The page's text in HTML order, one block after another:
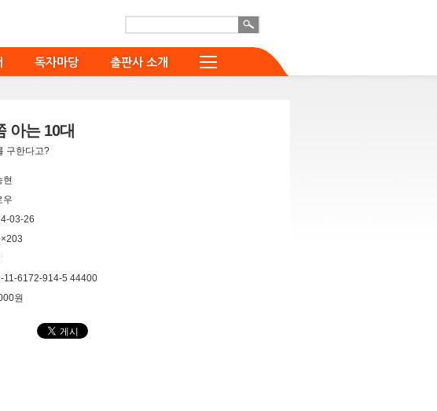
독자마당 출판사 소개
아는 10대
구한다고?
현
우
03-26
11-6172-914-5 44400
원